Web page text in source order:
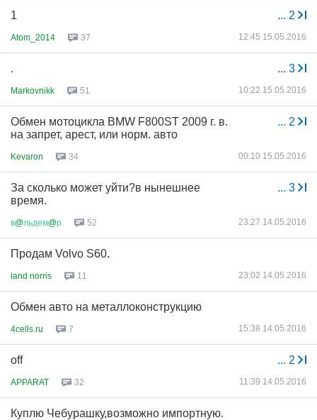
... 2
1
Atom_2014 37 12:45 15.05.2016
... 3
.
Markovnikk 51 10:22 15.05.2016
... 2
Обмен мотоцикла BMW F800ST 2009 г. в.
на запрет, арест, или норм. авто
Kevaron 34 00:10 15.05.2016
... 3
За сколько может уйти?в нынешнее
время.
в@льдем@р 52 23:27 14.05.2016
Продам Volvo S60.
land norris 11 23:02 14.05.2016
Обмен авто на металлоконструкцию
4cells.ru 7 15:38 14.05.2016
... 2
off
APPARAT 32 11:39 14.05.2016
Куплю Чебурашку,возможно импортную.